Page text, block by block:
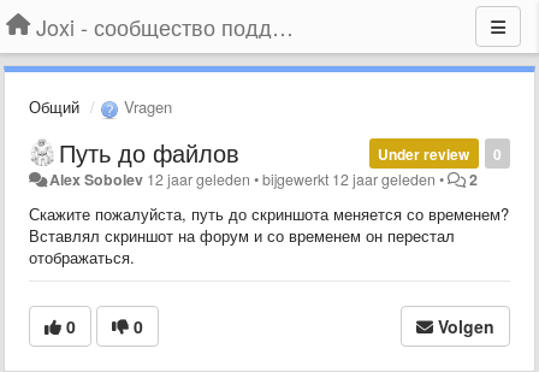
Joxi - сообщество поддержки
Общий Vragen
0
Under review
Путь до файлов
Alex Sobolev 12 jaar geleden •bijgewerkt 12 jaar geleden • 2
Скажите пожалуйста, путь до скриншота меняется со временем?
Вставлял скриншот на форум и со временем он перестал
отображаться.
0 0 Volgen